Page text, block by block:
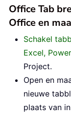
Office Tab
Office en
Schakel
Excel,
Project.
Open en
nieuwe
plaats van